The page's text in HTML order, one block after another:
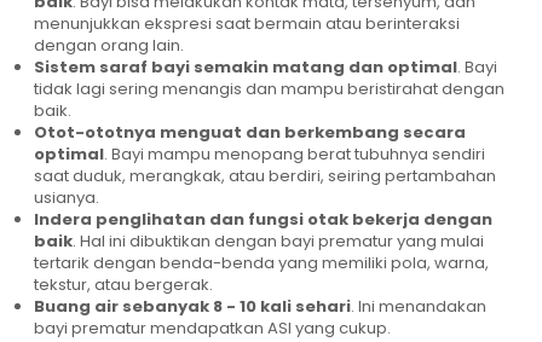
menunjukkan ekspresi saat bermain atau berinteraksi
dengan orang lain.
Sistem saraf bayi semakin matang dan optimal. Bayi
tidak lagi sering menangis dan mampu beristirahat dengan
baik.
Otot-ototnya menguat dan berkembang secara
optimal. Bayi mampu menopang berat tubuhnya sendiri
saat duduk, merangkak, atau berdiri, seiring pertambahan
usianya.
Indera penglihatan dan fungsi otak bekerja dengan
baik. Hal ini dibuktikan dengan bayi prematur yang mulai
tertarik dengan benda-benda yang memiliki pola, warna,
tekstur, atau bergerak.
Buang air sebanyak 8 - 10 kali sehari. Ini menandakan
bayi prematur mendapatkan ASI yang cukup.